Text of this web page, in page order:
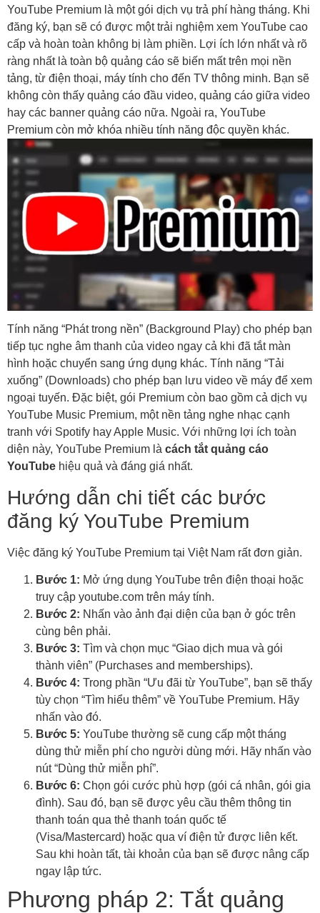
YouTube Premium là một gói dịch vụ trả phí hàng tháng. Khi
đăng ký, bạn sẽ có được một trải nghiệm xem YouTube cao
cấp và hoàn toàn không bị làm phiền. Lợi ích lớn nhất và rõ
ràng nhất là toàn bộ quảng cáo sẽ biến mất trên mọi nền
tảng, từ điện thoại, máy tính cho đến TV thông minh. Bạn sẽ
không còn thấy quảng cáo đầu video, quảng cáo giữa video
hay các banner quảng cáo nữa. Ngoài ra, YouTube
Premium còn mở khóa nhiều tính năng độc quyền khác.
Tính năng “Phát trong nền” (Background Play) cho phép bạn
tiếp tục nghe âm thanh của video ngay cả khi đã tắt màn
hình hoặc chuyển sang ứng dụng khác. Tính năng “Tải
xuống” (Downloads) cho phép bạn lưu video về máy để xem
ngoại tuyến. Đặc biệt, gói Premium còn bao gồm cả dịch vụ
YouTube Music Premium, một nền tảng nghe nhạc cạnh
tranh với Spotify hay Apple Music. Với những lợi ích toàn
diện này, YouTube Premium là cách tắt quảng cáo
YouTube hiệu quả và đáng giá nhất.
Hướng dẫn chi tiết các bước
đăng ký YouTube Premium
Việc đăng ký YouTube Premium tại Việt Nam rất đơn giản.
Bước 1: Mở ứng dụng YouTube trên điện thoại hoặc
truy cập youtube.com trên máy tính.
Bước 2: Nhấn vào ảnh đại diện của bạn ở góc trên
cùng bên phải.
Bước 3: Tìm và chọn mục “Giao dịch mua và gói
thành viên” (Purchases and memberships).
Bước 4: Trong phần “Ưu đãi từ YouTube”, bạn sẽ thấy
tùy chọn “Tìm hiểu thêm” về YouTube Premium. Hãy
nhấn vào đó.
Bước 5: YouTube thường sẽ cung cấp một tháng
dùng thử miễn phí cho người dùng mới. Hãy nhấn vào
nút “Dùng thử miễn phí”.
Bước 6: Chọn gói cước phù hợp (gói cá nhân, gói gia
đình). Sau đó, bạn sẽ được yêu cầu thêm thông tin
thanh toán qua thẻ thanh toán quốc tế
(Visa/Mastercard) hoặc qua ví điện tử được liên kết.
Sau khi hoàn tất, tài khoản của bạn sẽ được nâng cấp
ngay lập tức.
Phương pháp 2: Tắt quảng